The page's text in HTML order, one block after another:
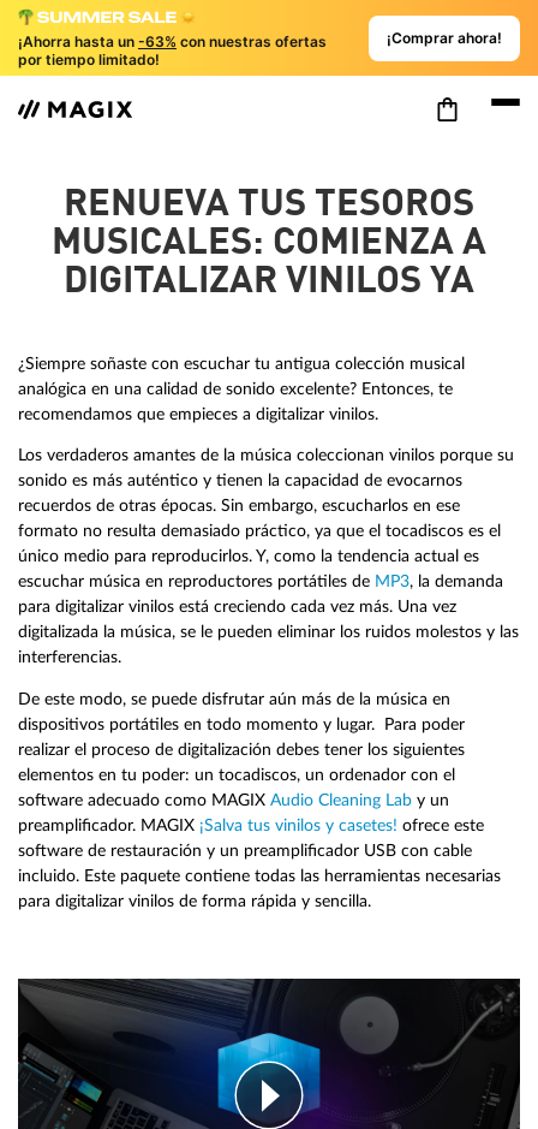
¡Ahorra hasta un -63% con nuestras ofertas
por tiempo limitado!
¡Comprar ahora!
RENUEVA TUS TESOROS
MUSICALES: COMIENZA A
DIGITALIZAR VINILOS YA
¿Siempre soñaste con escuchar tu antigua colección musical
analógica en una calidad de sonido excelente? Entonces, te
recomendamos que empieces a digitalizar vinilos.
Los verdaderos amantes de la música coleccionan vinilos porque su
sonido es más auténtico y tienen la capacidad de evocarnos
recuerdos de otras épocas. Sin embargo, escucharlos en ese
formato no resulta demasiado práctico, ya que el tocadiscos es el
único medio para reproducirlos. Y, como la tendencia actual es
escuchar música en reproductores portátiles de MP3, la demanda
para digitalizar vinilos está creciendo cada vez más. Una vez
digitalizada la música, se le pueden eliminar los ruidos molestos y las
interferencias.
De este modo, se puede disfrutar aún más de la música en
dispositivos portátiles en todo momento y lugar. Para poder
realizar el proceso de digitalización debes tener los siguientes
elementos en tu poder: un tocadiscos, un ordenador con el
software adecuado como MAGIX Audio Cleaning Lab y un
preamplificador. MAGIX ¡Salva tus vinilos y casetes! ofrece este
software de restauración y un preamplificador USB con cable
incluido. Este paquete contiene todas las herramientas necesarias
para digitalizar vinilos de forma rápida y sencilla.